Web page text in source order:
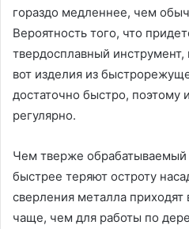
гораздо медленнее, чем
Вероятность того, что
твердосплавный инструмент,
вот изделия из
достаточно быстро, поэтому
регулярно.
Чем тверже обрабатываемый
быстрее теряют остроту
сверления металла приходят
чаще, чем для работы по